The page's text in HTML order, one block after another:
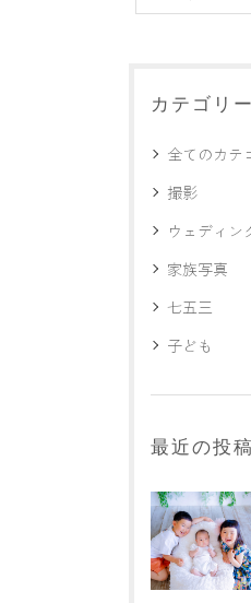
カテゴリー
全てのカテ
撮影
ウェディン
家族写真
七五三
子ども
最近の投稿